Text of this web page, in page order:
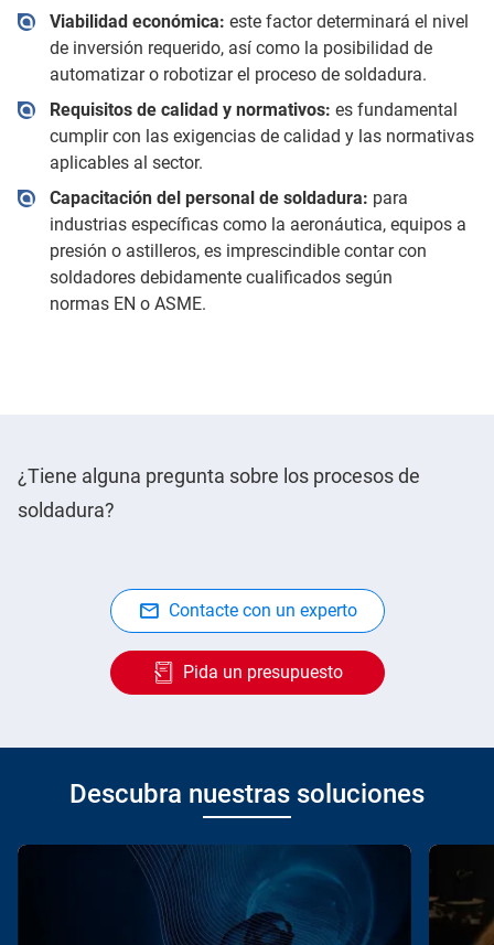
Viabilidad económica: este factor determinará el nivel
de inversión requerido, así como la posibilidad de
automatizar o robotizar el proceso de soldadura.
Requisitos de calidad y normativos: es fundamental
cumplir con las exigencias de calidad y las normativas
aplicables al sector.
Capacitación del personal de soldadura: para
industrias específicas como la aeronáutica, equipos a
presión o astilleros, es imprescindible contar con
soldadores debidamente cualificados según
normas EN o ASME.
¿Tiene alguna pregunta sobre los procesos de
soldadura?
Contacte con un experto
Pida un presupuesto
Descubra nuestras soluciones